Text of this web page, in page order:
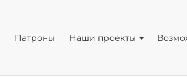
Патроны Наши проекты